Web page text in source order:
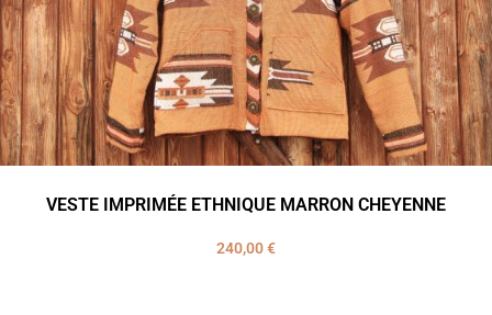
VESTE IMPRIMÉE ETHNIQUE MARRON CHEYENNE
240,00€